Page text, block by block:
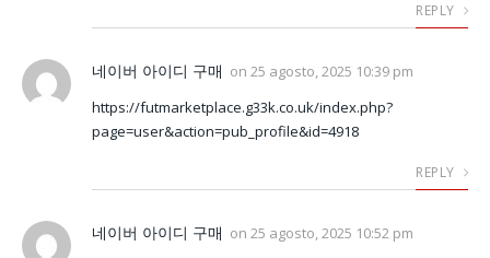
REPLY
네이버 아이디 구매 on 25 agosto, 2025 10:39 pm
https://futmarketplace.g33k.co.uk/index.php?
page=user&action=pub_profile&id=4918
REPLY
네이버 아이디 구매 on 25 agosto, 2025 10:52 pm